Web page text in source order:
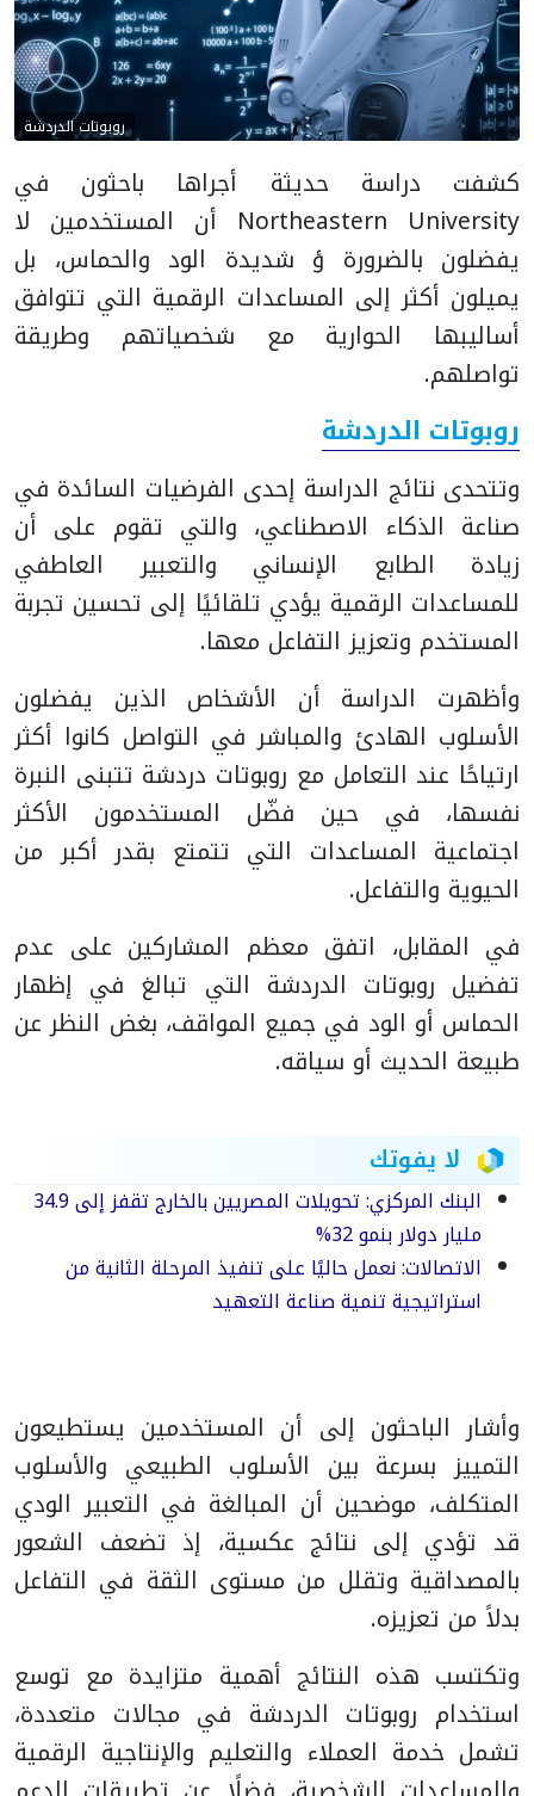
روبوتات الدردشة
كشفت دراسة حديثة أجراها باحثون في
Northeastern University أن المستخدمين لا
يفضلون بالضرورة ؤ شديدة الود والحماس، بل
يميلون أكثر إلى المساعدات الرقمية التي تتوافق
أساليبها الحوارية مع شخصياتهم وطريقة
تواصلهم.
روبوتات الدردشة
وتتحدى نتائج الدراسة إحدى الفرضيات السائدة في
صناعة الذكاء الاصطناعي، والتي تقوم على أن
زيادة الطابع الإنساني والتعبير العاطفي
للمساعدات الرقمية يؤدي تلقائيًا إلى تحسين تجربة
المستخدم وتعزيز التفاعل معها.
وأظهرت الدراسة أن الأشخاص الذين يفضلون
الأسلوب الهادئ والمباشر في التواصل كانوا أكثر
ارتياحًا عند التعامل مع روبوتات دردشة تتبنى النبرة
نفسها، في حين فضّل المستخدمون الأكثر
اجتماعية المساعدات التي تتمتع بقدر أكبر من
الحيوية والتفاعل.
في المقابل، اتفق معظم المشاركين على عدم
تفضيل روبوتات الدردشة التي تبالغ في إظهار
الحماس أو الود في جميع المواقف، بغض النظر عن
طبيعة الحديث أو سياقه.
لا يفوتك
البنك المركزي: تحويلات المصريين بالخارج تقفز إلى 34.9
مليار دولار بنمو 32%
الاتصالات: نعمل حاليًا على تنفيذ المرحلة الثانية من
استراتيجية تنمية صناعة التعهيد
وأشار الباحثون إلى أن المستخدمين يستطيعون
التمييز بسرعة بين الأسلوب الطبيعي والأسلوب
المتكلف، موضحين أن المبالغة في التعبير الودي
قد تؤدي إلى نتائج عكسية، إذ تضعف الشعور
بالمصداقية وتقلل من مستوى الثقة في التفاعل
بدلاً من تعزيزه.
وتكتسب هذه النتائج أهمية متزايدة مع توسع
استخدام روبوتات الدردشة في مجالات متعددة،
تشمل خدمة العملاء والتعليم والإنتاجية الرقمية